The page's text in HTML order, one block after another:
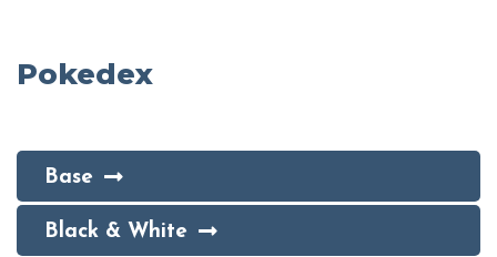
Pokedex
Base
Black & White